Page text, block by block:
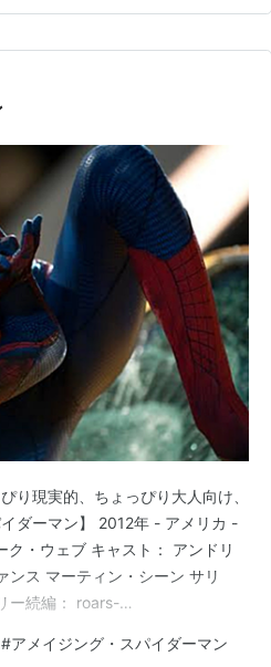
り現実的、ちょっぴり大人向け、
ダーマン】 2012年 - アメリカ -
・ウェブ キャスト： アンドリ
ンス マーティン・シーン サリ
ー続編： roars-
プラでゆっくり観始めた…
#アメイジング・スパイダーマン